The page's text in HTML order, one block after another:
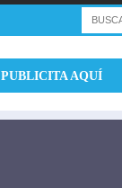
PUBLICITA AQUÍ